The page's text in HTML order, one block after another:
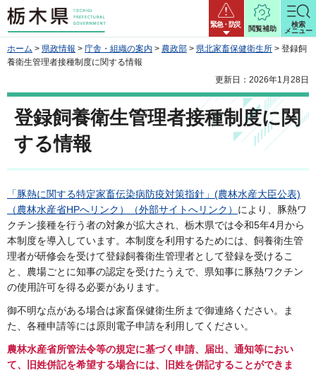
栃木県 緊急・防災
閲覧補助
検索
メニュー
ホーム > 県政情報 > 庁舎・組織の案内 > 農政部 > 県北家畜保健衛生所 > 登録飼
養衛生管理者接種制度に関する情報
更新日：2026年1月28日
登録飼養衛生管理者接種制度に関
する情報
「豚熱に関する特定家畜伝染病防疫対策指針」(農林水産大臣公表)
（農林水産省HPへリンク）（外部サイトへリンク） により、豚熱ワ
クチン接種を行う者の対象が拡大され、栃木県では令和5年4月から
本制度を導入しています。本制度を利用するためには、飼養衛生管
理者が研修会を受けて登録飼養衛生管理者として登録を受けるこ
と、農場ごとに知事の認定を受けたうえで、県知事に豚熱ワクチン
の使用許可を得る必要があります。
御不明な点がある場合は家畜保健衛生所まで御連絡ください。ま
た、各種申請等には原則電子申請を利用してください。
農林水産省所管法令等の規定に基づく申請、届出、通知等におい
て、旧姓併記を希望する場合には、旧姓を併記することができま